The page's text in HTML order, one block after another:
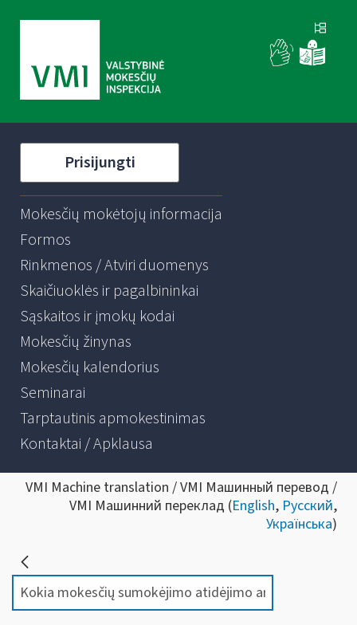
Prisijungti
Mokesčių mokėtojų informacija
Formos
Rinkmenos / Atviri duomenys
Skaičiuoklės ir pagalbininkai
Sąskaitos ir įmokų kodai
Mokesčių žinynas
Mokesčių kalendorius
Seminarai
Tarptautinis apmokestinimas
Kontaktai / Apklausa
VMI Machine translation / VMI Машинный перевод /
VMI Машинний переклад (English, Русский,
Українська)